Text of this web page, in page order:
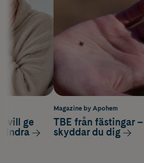
vill ge
lindra
Magazine by Apohem
TBE från fästingar
skyddar du dig